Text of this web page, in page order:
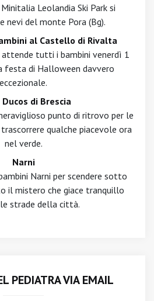
Leolandia Ski Park si
nevi del monte Pora (Bg).
al Castello di Rivalta
tutti i bambini venerdì 1
festa di Halloween davvero
eccezionale.
Ducos di Brescia
punto di ritrovo per le
qualche piacevole ora
nel verde.
Narni
Narni per scendere sotto
il mistero che giace tranquillo
strade della città.
PEDIATRA VIA EMAIL